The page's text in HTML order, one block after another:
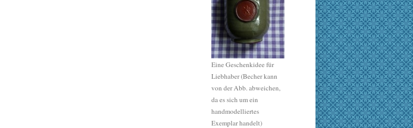
Eine Geschenkidee für
Liebhaber (Becher kann
von der Abb. abweichen,
da es sich um ein
handmodelliertes
Exemplar handelt)